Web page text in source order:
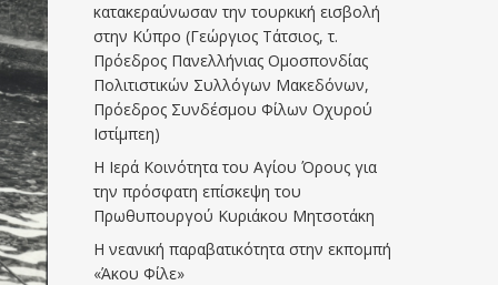
κατακεραύνωσαν την τουρκική εισβολή
στην Κύπρο (Γεώργιος Τάτσιος, τ.
Πρόεδρος Πανελλήνιας Ομοσπονδίας
Πολιτιστικών Συλλόγων Μακεδόνων,
Πρόεδρος Συνδέσμου Φίλων Οχυρού
Ιστίμπεη)
Η Ιερά Κοινότητα του Αγίου Όρους για
την πρόσφατη επίσκεψη του
Πρωθυπουργού Κυριάκου Μητσοτάκη
Η νεανική παραβατικότητα στην εκπομπή
«Άκου Φίλε»